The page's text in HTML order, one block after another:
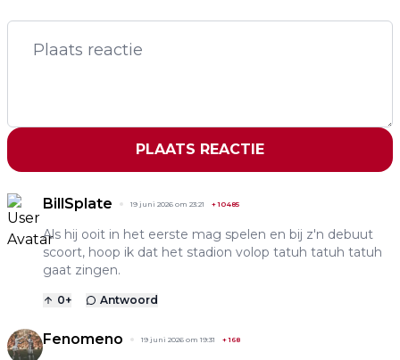
PLAATS REACTIE
BillSplate 19 juni 2026 om 23:21 +10485
Als hij ooit in het eerste mag spelen en bij z'n debuut
scoort, hoop ik dat het stadion volop tatuh tatuh tatuh
gaat zingen.
0+ Antwoord
Fenomeno 19 juni 2026 om 19:31 +168